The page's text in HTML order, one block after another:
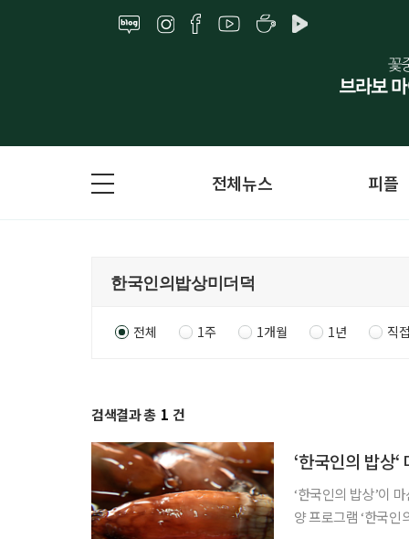
전체뉴스 피플
전체 1주 1개월 1년 직
검색결과 총 1 건
‘한국인의 밥상
‘한국인의 밥상’이 마산 미더덕을 소개한
양 프로그램 ‘한국인